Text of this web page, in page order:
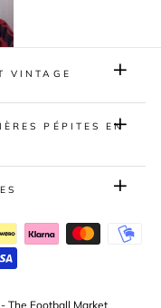
VINTAGE
PÉPITES EN
The Football Market